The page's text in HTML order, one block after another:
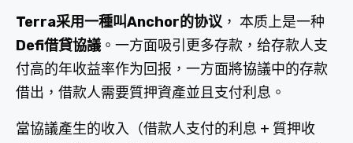
Terra采用一種叫Anchor的协议 ， 本质上是一种
Defi借貸協議 。一方面吸引更多存款，给存款人支
付高的年收益率作为回报，一方面將協議中的存款
借出，借款人需要質押資產並且支付利息。
當協議產生的收入（借款人支付的利息 + 質押收